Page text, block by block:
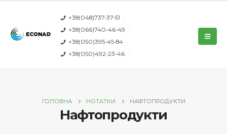
+38(048)737-37-51
+38(066)740-46-49
+38(050)395-45-84
+38(050)492-23-46
ГОЛОВНА НОТАТКИ НАФТОПРОДУКТИ
Нафтопродукти